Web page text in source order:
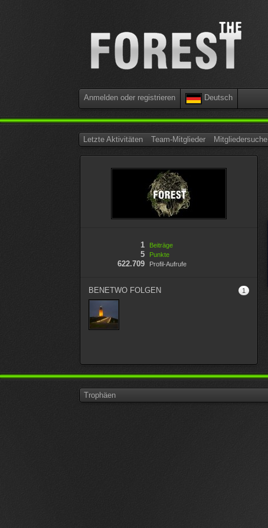
Anmelden oder registrieren Deutsch
Letzte Aktivitäten Team-Mitglieder Mitgliedersuche
Beiträge
1
Punkte
5
Profil-Aufrufe
622.709
BENETWO FOLGEN 1
Trophäen